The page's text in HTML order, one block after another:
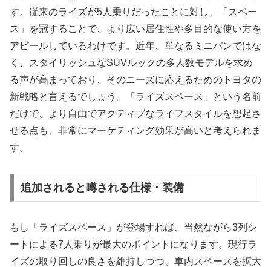
す。従来のライズが5人乗りだったことに対し、「スペー
ス」を冠することで、より広い居住性や多目的な使い方を
アピールしているわけです。近年、単なるミニバンではな
く、スタイリッシュなSUVルックの多人数モデルを求め
る声が高まっており、そのニーズに応えるためのトヨタの
新戦略と言えるでしょう。「ライズスペース」という名前
だけで、より自由でアクティブなライフスタイルを想起さ
せる点も、非常にマーケティング効果が高いと考えられま
す。
追加されると噂される仕様・装備
もし「ライズスペース」が登場すれば、当然ながら3列シ
ートによる7人乗りが最大のポイントになります。現行ラ
イズの取り回しの良さを維持しつつ、車内スペースを拡大